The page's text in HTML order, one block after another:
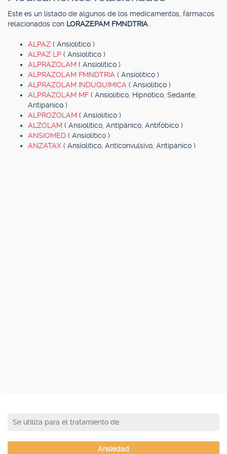
Este es un listado de algunos de los medicamentos, fármacos
relacionados con LORAZEPAM FMNDTRIA
ALPAZ ( Ansiolítico )
ALPAZ LP ( Ansiolítico )
ALPRAZOLAM ( Ansiolítico )
ALPRAZOLAM FMNDTRIA ( Ansiolítico )
ALPRAZOLAM INDUQUIMICA ( Ansiolítico )
ALPRAZOLAM MF ( Ansiolítico, Hipnótico, Sedante,
Antipánico )
ALPROZOLAM ( Ansiolítico )
ALZOLAM ( Ansiolítico, Antipánico, Antifóbico )
ANSIOMED ( Ansiolítico )
ANZATAX ( Ansiolítico, Anticonvulsivo, Antipánico )
Se utiliza para el tratamiento de:
Ansiedad